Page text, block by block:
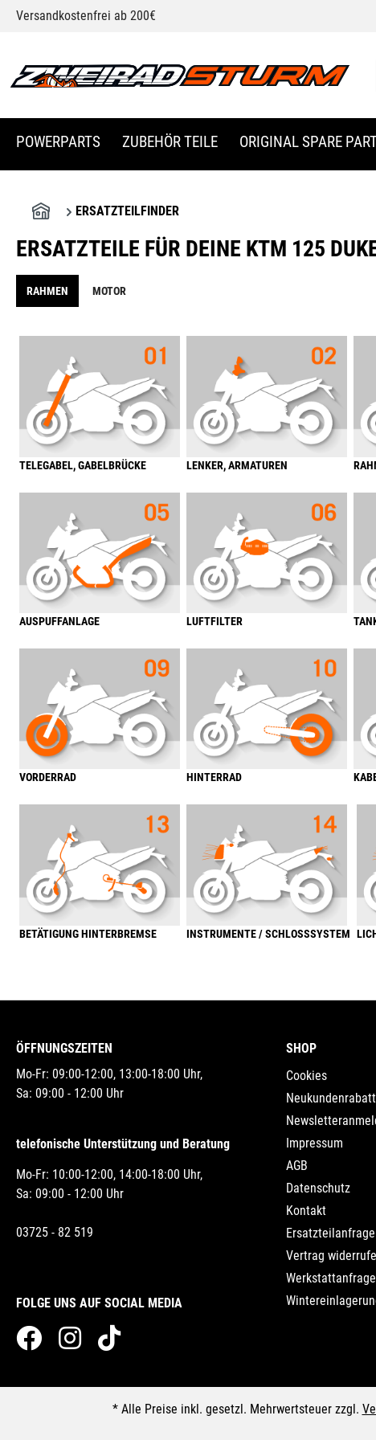
Zur Hauptnavigation springen
Versandkostenfrei ab 200€
POWERPARTS ZUBEHÖR TEILE ORIGINAL SPARE
ERSATZTEILFINDER
ERSATZTEILE FÜR DEINE KTM 125
RAHMEN MOTOR
TELEGABEL, GABELBRÜCKE LENKER, ARMATUREN
AUSPUFFANLAGE LUFTFILTER
VORDERRAD HINTERRAD
BETÄTIGUNG HINTERBREMSE INSTRUMENTE / SCHLOSSSYSTEM
ÖFFNUNGSZEITEN
Mo-Fr: 09:00-12:00, 13:00-18:00 Uhr,
Sa: 09:00 - 12:00 Uhr
telefonische Unterstützung und Beratung
Mo-Fr: 10:00-12:00, 14:00-18:00 Uhr,
Sa: 09:00 - 12:00 Uhr
03725 - 82 519
FOLGE UNS AUF SOCIAL MEDIA
SHOP
Cookies
Neukundenrabatt
Impressum
AGB
Datenschutz
Kontakt
Ersatzteilanfrage
Vertrag
Werkstattanfrage
* Alle Preise inkl. gesetzl. Mehrwertsteuer zzgl.